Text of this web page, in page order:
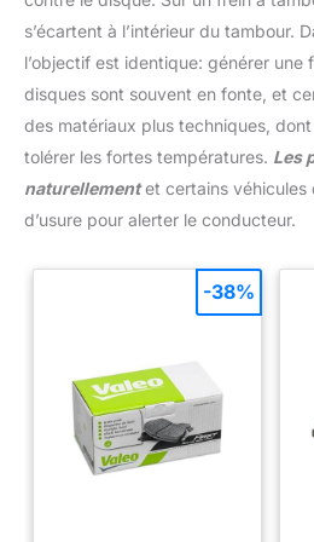
s’écartent à l’intérieur du tambour.
l’objectif est identique: générer une
disques sont souvent en fonte, et
des matériaux plus techniques,
tolérer les fortes températures. Les
naturellementet certains véhicules
d’usure pour alerter le conducteur.
-38%